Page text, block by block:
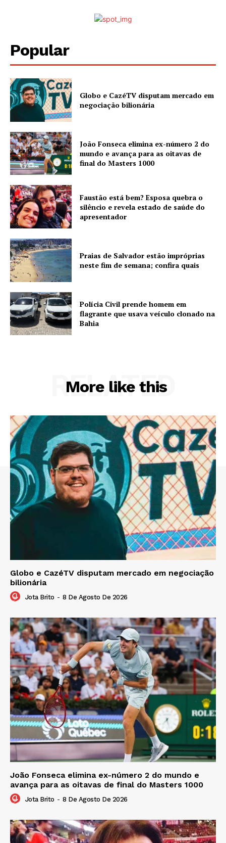
Popular
Globo e CazéTV disputam mercado em
negociação bilionária
João Fonseca elimina ex-número 2 do
mundo e avança para as oitavas de
final do Masters 1000
Faustão está bem? Esposa quebra o
silêncio e revela estado de saúde do
apresentador
Praias de Salvador estão impróprias
neste fim de semana; confira quais
Polícia Civil prende homem em
flagrante que usava veículo clonado na
Bahia
More like this
RELATED
Globo e CazéTV disputam mercado em negociação
bilionária
Jota Brito - 8 De Agosto De 2026
João Fonseca elimina ex-número 2 do mundo e
avança para as oitavas de final do Masters 1000
Jota Brito - 8 De Agosto De 2026